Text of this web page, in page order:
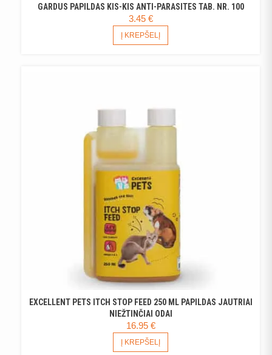
GARDUS PAPILDAS KIS-KIS ANTI-PARASITES TAB. NR. 100
3.45 €
Į KREPŠELĮ
EXCELLENT PETS ITCH STOP FEED 250 ML PAPILDAS JAUTRIAI
NIEŽTINČIAI ODAI
16.95 €
Į KREPŠELĮ